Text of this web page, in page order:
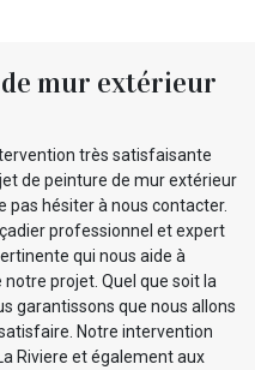
mur extérieur
très satisfaisante
de peinture de mur extérieur
pas hésiter à nous contacter.
professionnel et expert
qui nous aide à
projet. Quel que soit la
garantissons que nous allons
Notre intervention
Riviere et également aux